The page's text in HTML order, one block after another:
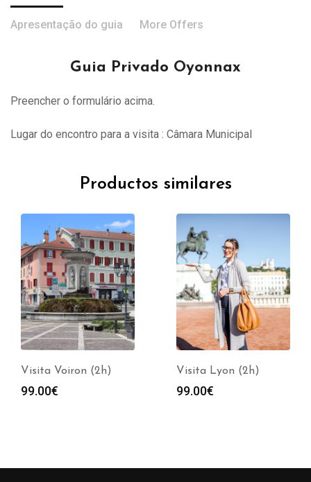
Apresentação do guia More Offers
Guia Privado Oyonnax
Preencher o formulário acima.
Lugar do encontro para a visita : Câmara Municipal
Productos similares
Visita Voiron (2h)
99.00€
Visita Lyon (2h)
99.00€